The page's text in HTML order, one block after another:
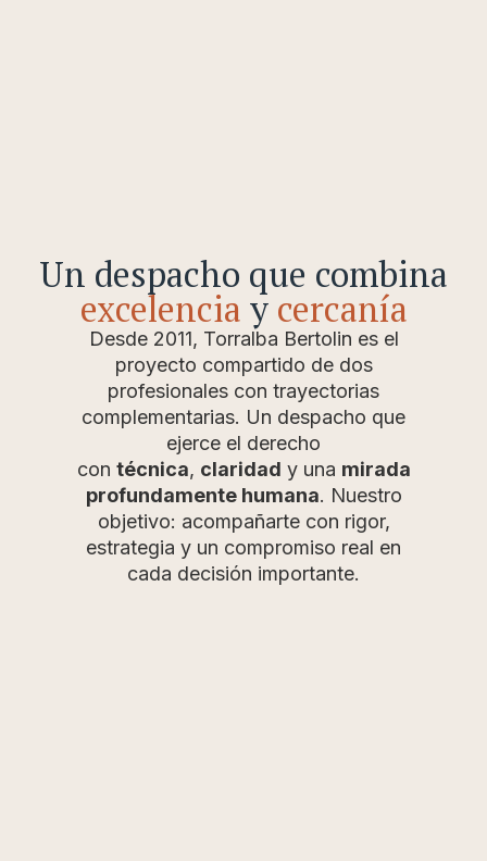
Un despacho que combina
excelencia y cercanía
Desde 2011, Torralba Bertolin es el
proyecto compartido de dos
profesionales con trayectorias
complementarias. Un despacho que
ejerce el derecho
con técnica, claridad y una mirada
profundamente humana. Nuestro
objetivo: acompañarte con rigor,
estrategia y un compromiso real en
cada decisión importante.